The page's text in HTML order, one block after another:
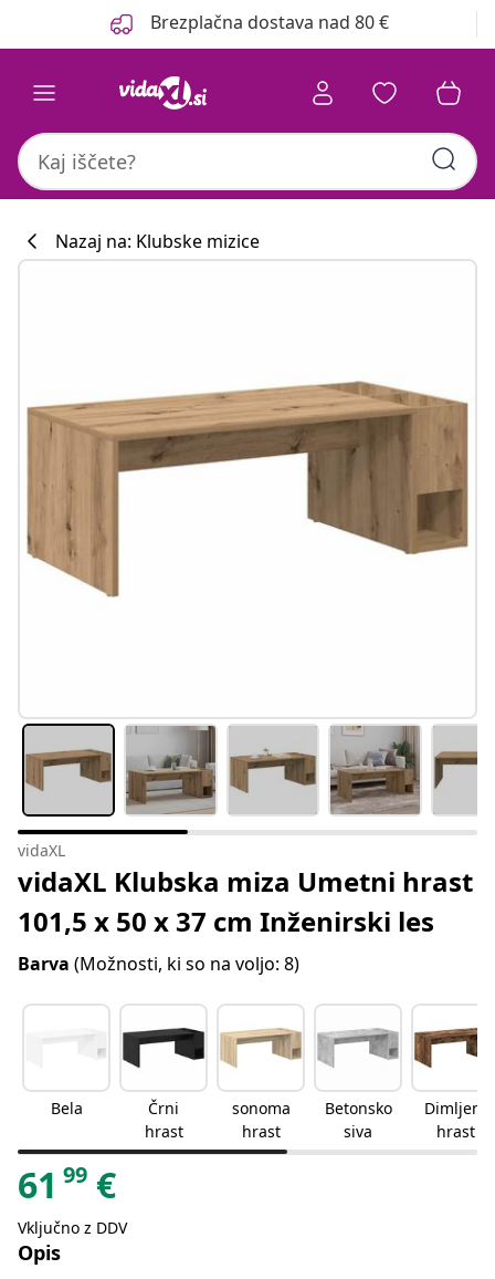
Brezplačna dostava nad 80 €
Nazaj na: Klubske mizice
vidaXL
vidaXL Klubska miza Umetni hrast
101,5 x 50 x 37 cm Inženirski les
Barva (Možnosti, ki so na voljo: 8)
Bela
Črni
hrast
sonoma
hrast
Betonsko
siva
Dimljeni
hrast
61 99 €
Vključno z DDV
Opis